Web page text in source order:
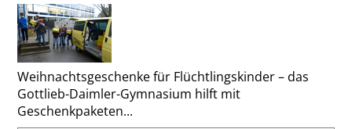
Weihnachtsgeschenke für Flüchtlingskinder – das
Gottlieb-Daimler-Gymnasium hilft mit
Geschenkpaketen...